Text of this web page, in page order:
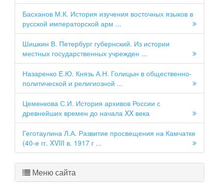
Басханов М.К. История изучения восточных языков в
русской императорской арм ...
Шишкин В. Петербург губернский. Из истории
местных государственных учрежден ...
Назаренко Е.Ю. Князь А.Н. Голицын в общественно-
политической и религиозной ...
Цеменкова С.И. История архивов России с
древнейших времен до начала XX века
Геготаулина Л.А. Развитие просвещения на Камчатке
(40-е гг. XVIII в. 1917 г ...
Меню сайта